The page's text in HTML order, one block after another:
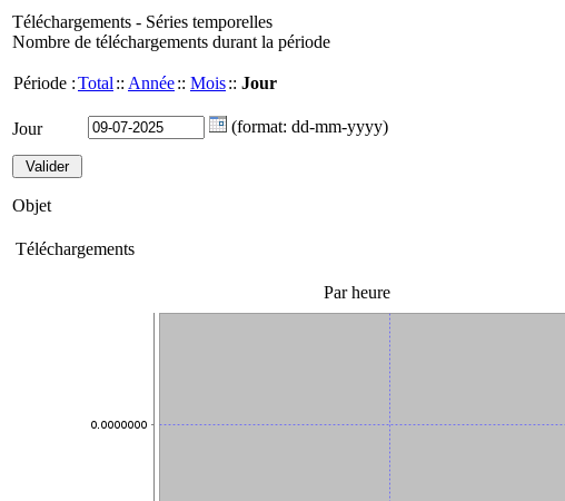
Téléchargements - Séries temporelles
Nombre de téléchargements durant la période
Période :Total :: Année:: Mois:: Jour
Jour (format: dd-mm-yyyy)
Objet
Téléchargements
Par heure